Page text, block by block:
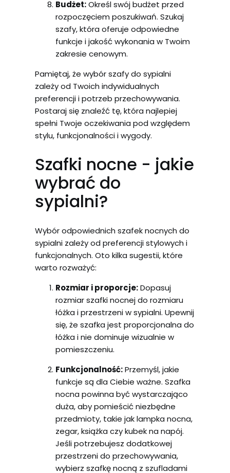
Budżet:Określ swój budżet przed
rozpoczęciem poszukiwań. Szukaj
szafy, która oferuje odpowiedne
funkcje i jakość wykonania w Twoim
zakresie cenowym.
Pamiętaj, że wybór szafy do sypialni
zależy od Twoich indywidualnych
preferencji i potrzeb przechowywania.
Postaraj się znaleźć tę, która najlepiej
spełni Twoje oczekiwania pod względem
stylu, funkcjonalności i wygody.
Szafki nocne - jakie
wybrać do
sypialni?
Wybór odpowiednich szafek nocnych do
sypialni zależy od preferencji stylowych i
funkcjonalnych. Oto kilka sugestii, które
warto rozważyć:
Rozmiar i proporcje:Dopasuj
rozmiar szafki nocnej do rozmiaru
łóżka i przestrzeni w sypialni. Upewnij
się, że szafka jest proporcjonalna do
łóżka i nie dominuje wizualnie w
pomieszczeniu.
Funkcjonalność:Przemyśl, jakie
funkcje są dla Ciebie ważne. Szafka
nocna powinna być wystarczająco
duża, aby pomieścić niezbędne
przedmioty, takie jak lampka nocna,
zegar, książka czy kubek na napój.
Jeśli potrzebujesz dodatkowej
przestrzeni do przechowywania,
wybierz szafkę nocną z szufladami